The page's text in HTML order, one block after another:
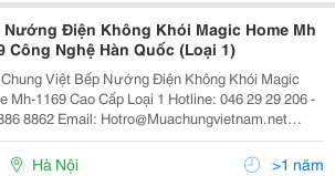
Nướng Điện Không Khói Magic Home Mh
Công Nghệ Hàn Quốc (Loại 1)
Nướng Điện Không Khói Magic
1169 Cao Cấp Loại 1 Hotline: 046 29 29 206 -
Hotro@Muachungvietnam.net
Www.muachungviet.net Hoặc
Hà Nội >1 năm